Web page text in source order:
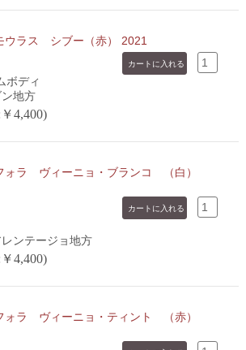
ウラス シブー（赤） 2021
ボディ
地方
4,400)
ラ ヴィーニョ・ブランコ （白）
ンテージョ地方
4,400)
ラ ヴィーニョ・ティント （赤）